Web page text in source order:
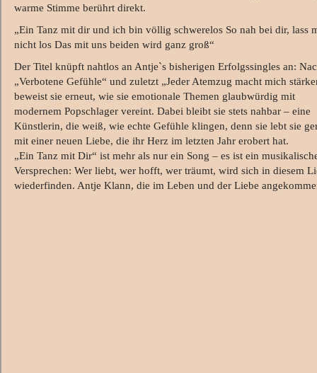
warme Stimme berührt direkt.
„Ein Tanz mit dir und ich bin völlig schwerelos So nah bei dir, lass
nicht los Das mit uns beiden wird ganz groß“
Der Titel knüpft nahtlos an Antje`s bisherigen Erfolgssingles an:
„Verbotene Gefühle“ und zuletzt „Jeder Atemzug macht mich
beweist sie erneut, wie sie emotionale Themen glaubwürdig mit
modernem Popschlager vereint. Dabei bleibt sie stets nahbar – eine
Künstlerin, die weiß, wie echte Gefühle klingen, denn sie lebt sie
mit einer neuen Liebe, die ihr Herz im letzten Jahr erobert hat.
„Ein Tanz mit Dir“ ist mehr als nur ein Song – es ist ein
Versprechen: Wer liebt, wer hofft, wer träumt, wird sich in diesem
wiederfinden. Antje Klann, die im Leben und der Liebe